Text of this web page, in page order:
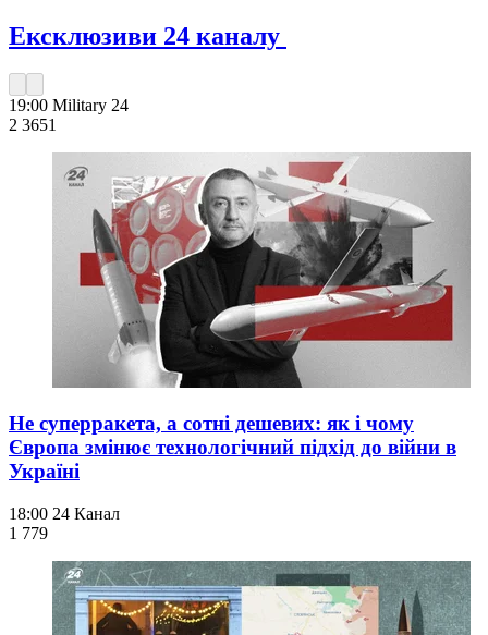
Ексклюзиви 24 каналу
19:00 Military 24
2 3651
Не суперракета, а сотні дешевих: як і чому
Європа змінює технологічний підхід до війни в
Україні
18:00 24 Канал
1 779